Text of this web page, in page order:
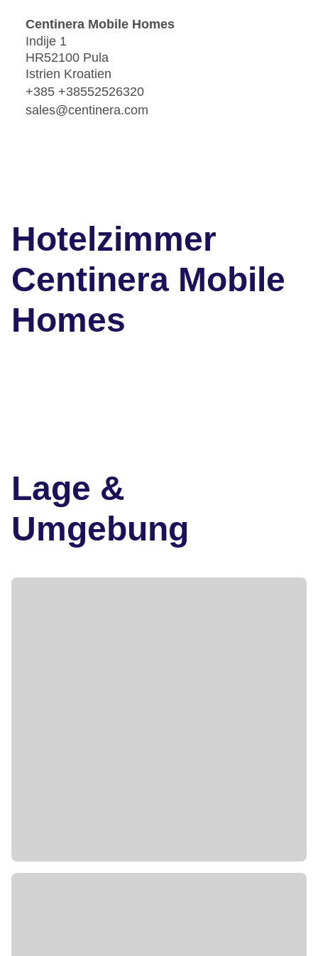
Centinera Mobile Homes
Indije 1
HR52100 Pula
Istrien Kroatien
+385 +38552526320
sales@centinera.com
Hotelzimmer
Centinera Mobile
Homes
Lage &
Umgebung